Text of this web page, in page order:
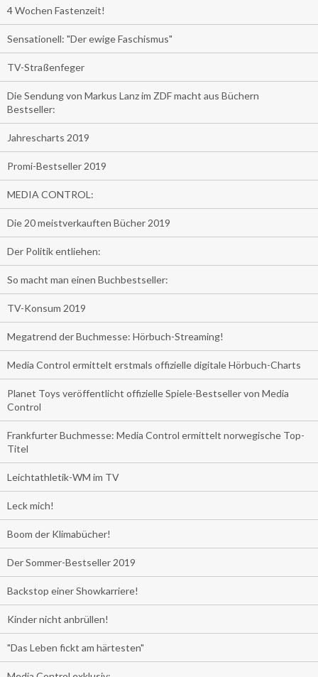
4 Wochen Fastenzeit!
Sensationell: "Der ewige Faschismus"
TV-Straßenfeger
Die Sendung von Markus Lanz im ZDF macht aus Büchern
Bestseller:
Jahrescharts 2019
Promi-Bestseller 2019
MEDIA CONTROL:
Die 20 meistverkauften Bücher 2019
Der Politik entliehen:
So macht man einen Buchbestseller:
TV-Konsum 2019
Megatrend der Buchmesse: Hörbuch-Streaming!
Media Control ermittelt erstmals offizielle digitale Hörbuch-Charts
Planet Toys veröffentlicht offizielle Spiele-Bestseller von Media
Control
Frankfurter Buchmesse: Media Control ermittelt norwegische Top-
Titel
Leichtathletik-WM im TV
Leck mich!
Boom der Klimabücher!
Der Sommer-Bestseller 2019
Backstop einer Showkarriere!
Kinder nicht anbrüllen!
"Das Leben fickt am härtesten"